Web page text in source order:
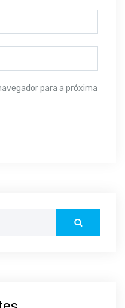
para a próxima